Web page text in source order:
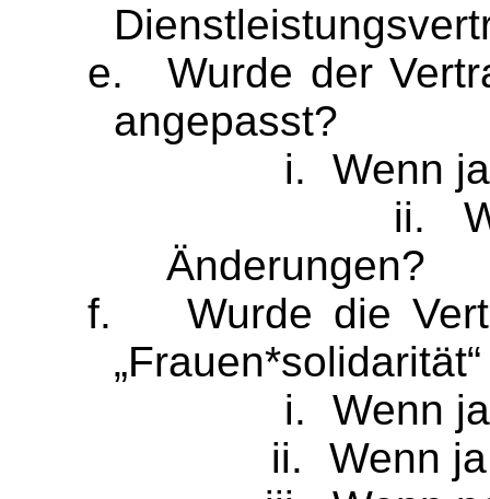
e.
Wurde der
angepasst?
i.
Wenn
ii.
Änderungen?
f.
Wurde die
„Frauen*solidarität
i.
Wenn
ii.
Wenn